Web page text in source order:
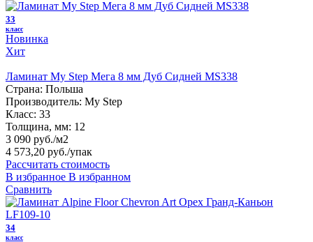
33
класс
Новинка
Хит
Ламинат My Step Мега 8 мм Дуб Сидней MS338
Страна: Польша
Производитель: My Step
Класс: 33
Толщина, мм: 12
3 090 руб./м2
4 573,20 руб./упак
Рассчитать стоимость
В избранное В избранном
Сравнить
34
класс